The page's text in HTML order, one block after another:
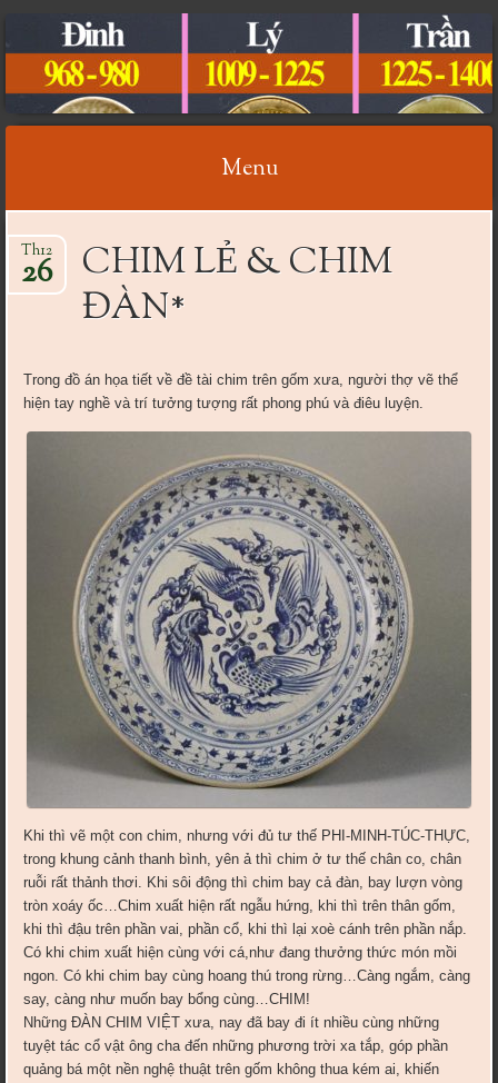
CỔ VẬT VIỆT NAM
Menu
to
content
CHIM LẺ & CHIM
ĐÀN*
Th12
26
Trong đồ án họa tiết về đề tài chim trên gốm xưa, người thợ vẽ thể
hiện tay nghề và trí tưởng tượng rất phong phú và điêu luyện.
Khi thì vẽ một con chim, nhưng với đủ tư thế PHI-MINH-TÚC-THỰC,
trong khung cảnh thanh bình, yên ả thì chim ở tư thế chân co, chân
ruỗi rất thảnh thơi. Khi sôi động thì chim bay cả đàn, bay lượn vòng
tròn xoáy ốc…Chim xuất hiện rất ngẫu hứng, khi thì trên thân gốm,
khi thì đậu trên phần vai, phần cổ, khi thì lại xoè cánh trên phần nắp.
Có khi chim xuất hiện cùng với cá,như đang thưởng thức món mồi
ngon. Có khi chim bay cùng hoang thú trong rừng…Càng ngắm, càng
say, càng như muốn bay bổng cùng…CHIM!
Những ĐÀN CHIM VIỆT xưa, nay đã bay đi ít nhiều cùng những
tuyệt tác cổ vật ông cha đến những phương trời xa tắp, góp phần
quảng bá một nền nghệ thuật trên gốm không thua kém ai, khiến